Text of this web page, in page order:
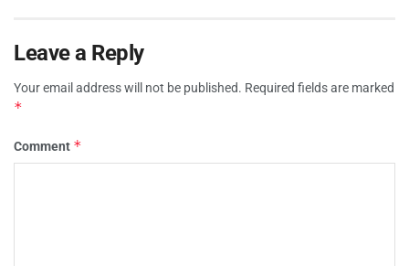
Leave a Reply
Your email address will not be published. Required fields are marked
*
Comment *